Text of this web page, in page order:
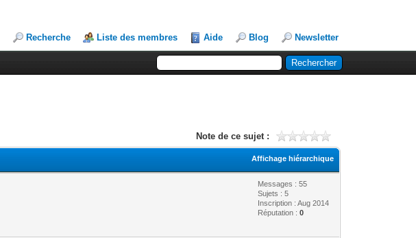
Recherche Liste des membres Aide Blog Newsletter
Note de ce sujet :
Affichage hiérarchique
Messages : 55
Sujets : 5
Inscription : Aug 2014
Réputation :0